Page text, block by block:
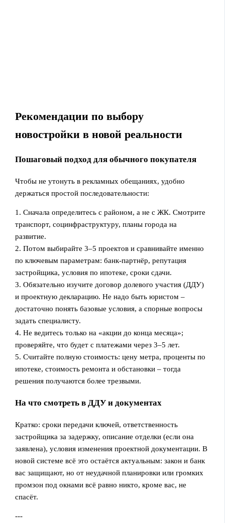
Рекомендации по выбору
новостройки в новой реальности
Пошаговый подход для обычного покупателя
Чтобы не утонуть в рекламных обещаниях, удобно
держаться простой последовательности:
1. Сначала определитесь с районом, а не с ЖК. Смотрите
транспорт, социнфраструктуру, планы города на
развитие.
2. Потом выбирайте 3–5 проектов и сравнивайте именно
по ключевым параметрам: банк-партнёр, репутация
застройщика, условия по ипотеке, сроки сдачи.
3. Обязательно изучите договор долевого участия (ДДУ)
и проектную декларацию. Не надо быть юристом –
достаточно понять базовые условия, а спорные вопросы
задать специалисту.
4. Не ведитесь только на «акции до конца месяца»;
проверяйте, что будет с платежами через 3–5 лет.
5. Считайте полную стоимость: цену метра, проценты по
ипотеке, стоимость ремонта и обстановки – тогда
решения получаются более трезвыми.
На что смотреть в ДДУ и документах
Кратко: сроки передачи ключей, ответственность
застройщика за задержку, описание отделки (если она
заявлена), условия изменения проектной документации. В
новой системе всё это остаётся актуальным: закон и банк
вас защищают, но от неудачной планировки или громких
промзон под окнами всё равно никто, кроме вас, не
спасёт.
---